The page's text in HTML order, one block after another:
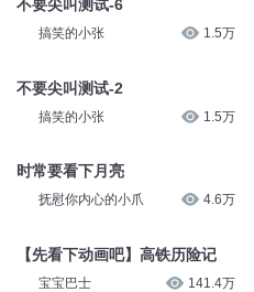
不要尖叫测试-6
搞笑的小张 1.5万
不要尖叫测试-2
搞笑的小张 1.5万
时常要看下月亮
抚慰你内心的小爪 4.6万
【先看下动画吧】高铁历险记
宝宝巴士 141.4万